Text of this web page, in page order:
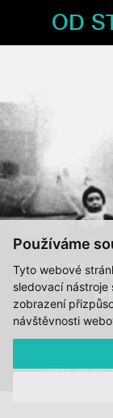
Používáme
Tyto webové
sledovací
zobrazení
návštěvnosti
OD